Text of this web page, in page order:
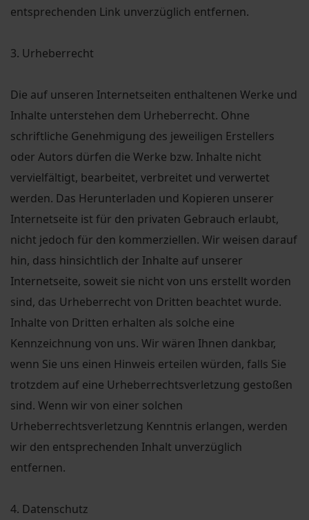
entsprechenden Link unverzüglich entfernen.
3. Urheberrecht
Die auf unseren Internetseiten enthaltenen Werke und
Inhalte unterstehen dem Urheberrecht. Ohne
schriftliche Genehmigung des jeweiligen Erstellers
oder Autors dürfen die Werke bzw. Inhalte nicht
vervielfältigt, bearbeitet, verbreitet und verwertet
werden. Das Herunterladen und Kopieren unserer
Internetseite ist für den privaten Gebrauch erlaubt,
nicht jedoch für den kommerziellen. Wir weisen darauf
hin, dass hinsichtlich der Inhalte auf unserer
Internetseite, soweit sie nicht von uns erstellt worden
sind, das Urheberrecht von Dritten beachtet wurde.
Inhalte von Dritten erhalten als solche eine
Kennzeichnung von uns. Wir wären Ihnen dankbar,
wenn Sie uns einen Hinweis erteilen würden, falls Sie
trotzdem auf eine Urheberrechtsverletzung gestoßen
sind. Wenn wir von einer solchen
Urheberrechtsverletzung Kenntnis erlangen, werden
wir den entsprechenden Inhalt unverzüglich
entfernen.
4. Datenschutz